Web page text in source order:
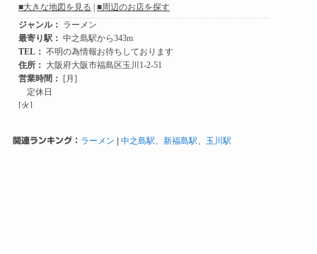
関連ランキング： ラーメン 中之島駅、 新福島駅、 玉川駅